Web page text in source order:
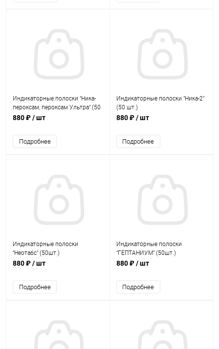
Индикаторные полоски "Ника-
пероксам, пероксам Ультра" (50
шт.)
880 ₽/ шт
Подробнее
Индикаторные полоски "Ника-2"
(50 шт.)
880 ₽/ шт
Подробнее
Индикаторные полоски
"Неотабс" (50шт.)
880 ₽/ шт
Подробнее
Индикаторные полоски
"ГЕПТАНИУМ" (50шт.)
880 ₽/ шт
Подробнее